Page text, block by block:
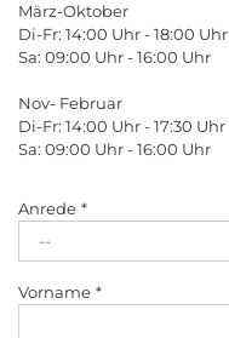
März-Oktober
Di-Fr: 14:00 Uhr - 18:00 Uhr
Sa: 09:00 Uhr - 16:00 Uhr
Nov- Februar
Di-Fr: 14:00 Uhr - 17:30 Uhr
Sa: 09:00 Uhr - 16:00 Uhr
Anrede
Vorname